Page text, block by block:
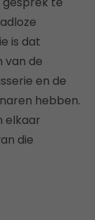
is dat
van de
en de
hebben.
elkaar
die